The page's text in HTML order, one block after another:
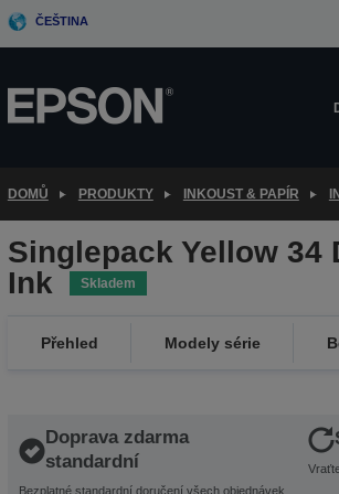
ČEŠTINA
DOMŮ PRODUKTY INKOUST & PAPÍR
Singlepack Yellow 34
Ink
Skladem
Přehled Modely série
Doprava zdarma
standardní
Bezplatné standardní doručení všech objednávek